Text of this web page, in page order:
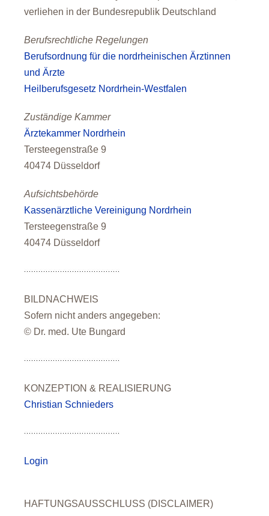
verliehen in der Bundesrepublik Deutschland
Berufsrechtliche Regelungen
Berufsordnung für die nordrheinischen Ärztinnen
und Ärzte
Heilberufsgesetz Nordrhein-Westfalen
Zuständige Kammer
Ärztekammer Nordrhein
Tersteegenstraße 9
40474 Düsseldorf
Aufsichtsbehörde
Kassenärztliche Vereinigung Nordrhein
Tersteegenstraße 9
40474 Düsseldorf
BILDNACHWEIS
Sofern nicht anders angegeben:
© Dr. med. Ute Bungard
KONZEPTION & REALISIERUNG
Christian Schnieders
Login
HAFTUNGSAUSSCHLUSS (DISCLAIMER)